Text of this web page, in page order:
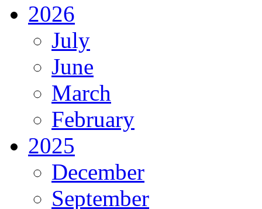
2026
July
June
March
February
2025
December
September